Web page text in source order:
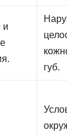
и
губ.